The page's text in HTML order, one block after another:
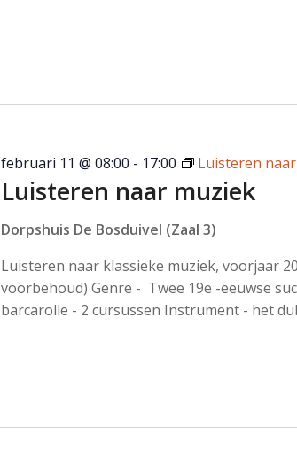
Luisteren naar muziek
februari 11 @ 08:00 - 17:00 Luisteren
Dorpshuis De Bosduivel (Zaal 3)
Luisteren naar klassieke muziek, voorjaar
voorbehoud) Genre - Twee 19e -eeuwse
barcarolle - 2 cursussen Instrument - het